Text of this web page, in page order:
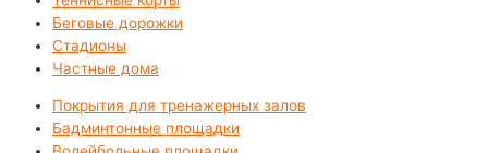
Беговые дорожки
Стадионы
Частные дома
Покрытия для тренажерных залов
Бадминтонные площадки